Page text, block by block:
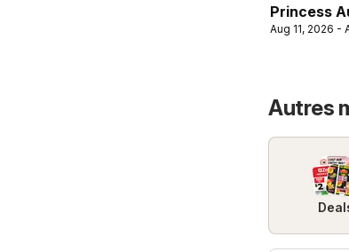
Princess
flyer - 2
Aug 11, 2026 -
Autres